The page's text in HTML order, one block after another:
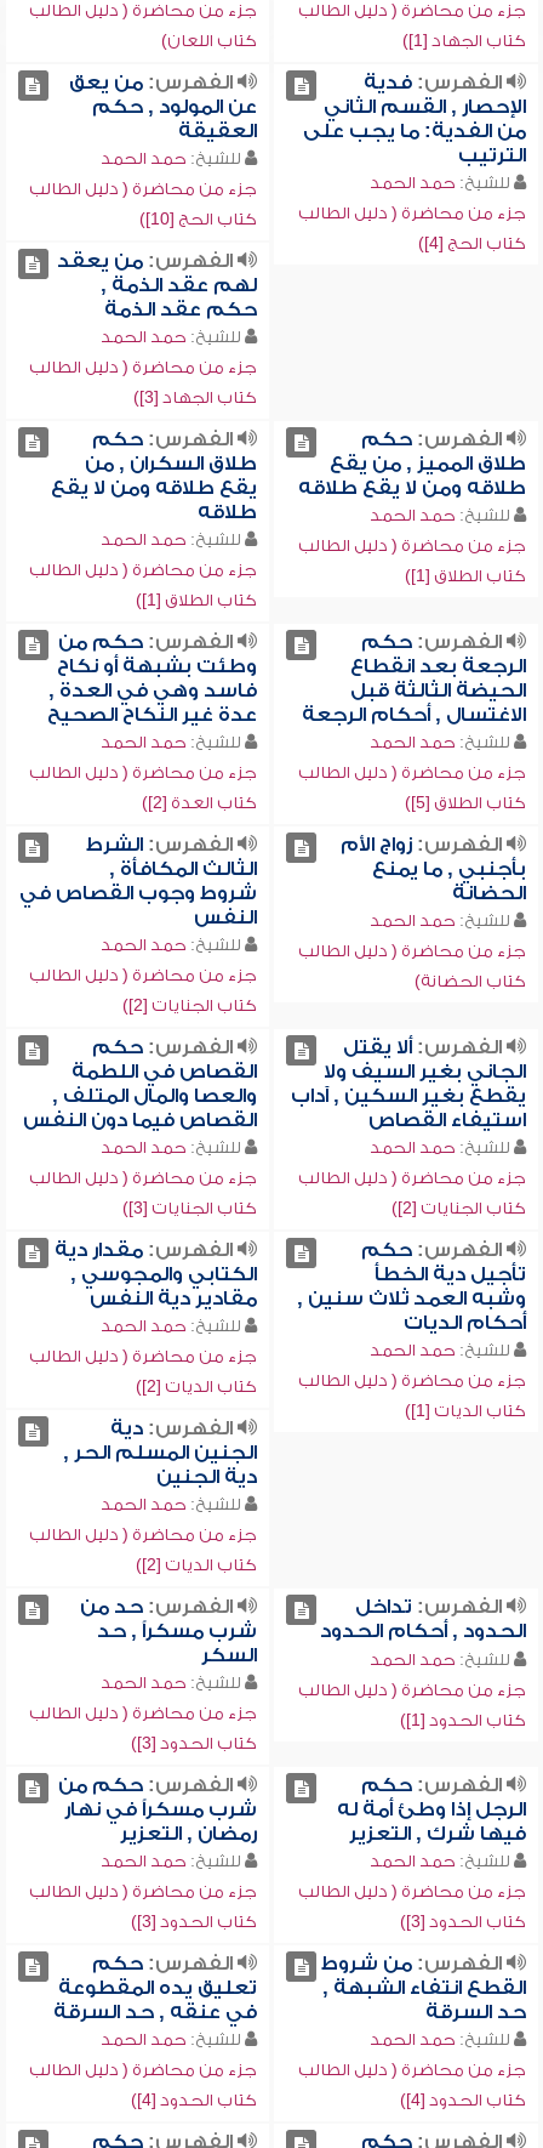
جزء من محاضرة ( دليل الطالب
كتاب الجهاد [1])
جزء من محاضرة ( دليل الطالب
كتاب اللعان)
الفهرس:فدية
الإحصار , القسم الثاني
من الفدية: ما يجب على
الترتيب
للشيخ: حمد الحمد
جزء من محاضرة ( دليل الطالب
كتاب الحج [4])
الفهرس:من يعق
عن المولود , حكم
العقيقة
للشيخ: حمد الحمد
جزء من محاضرة ( دليل الطالب
كتاب الحج [10])
الفهرس:من يعقد
لهم عقد الذمة ,
حكم عقد الذمة
للشيخ: حمد الحمد
جزء من محاضرة ( دليل الطالب
كتاب الجهاد [3])
الفهرس:حكم
طلاق المميز , من يقع
طلاقه ومن لا يقع طلاقه
للشيخ: حمد الحمد
جزء من محاضرة ( دليل الطالب
كتاب الطلاق [1])
الفهرس:حكم
طلاق السكران , من
يقع طلاقه ومن لا يقع
طلاقه
للشيخ: حمد الحمد
جزء من محاضرة ( دليل الطالب
كتاب الطلاق [1])
الفهرس:حكم
الرجعة بعد انقطاع
الحيضة الثالثة قبل
الاغتسال , أحكام الرجعة
للشيخ: حمد الحمد
جزء من محاضرة ( دليل الطالب
كتاب الطلاق [5])
الفهرس:حكم من
وطئت بشبهة أو نكاح
فاسد وهي في العدة ,
عدة غير النكاح الصحيح
للشيخ: حمد الحمد
جزء من محاضرة ( دليل الطالب
كتاب العدة [2])
الفهرس:زواج الأم
بأجنبي , ما يمنع
الحضانة
للشيخ: حمد الحمد
جزء من محاضرة ( دليل الطالب
كتاب الحضانة)
الفهرس:الشرط
الثالث المكافأة ,
شروط وجوب القصاص في
النفس
للشيخ: حمد الحمد
جزء من محاضرة ( دليل الطالب
كتاب الجنايات [2])
الفهرس:ألا يقتل
الجاني بغير السيف ولا
يقطع بغير السكين , آداب
استيفاء القصاص
للشيخ: حمد الحمد
جزء من محاضرة ( دليل الطالب
كتاب الجنايات [2])
الفهرس:حكم
القصاص في اللطمة
والعصا والمال المتلف ,
القصاص فيما دون النفس
للشيخ: حمد الحمد
جزء من محاضرة ( دليل الطالب
كتاب الجنايات [3])
الفهرس:حكم
تأجيل دية الخطأ
وشبه العمد ثلاث سنين ,
أحكام الديات
للشيخ: حمد الحمد
جزء من محاضرة ( دليل الطالب
كتاب الديات [1])
الفهرس:مقدار دية
الكتابي والمجوسي ,
مقادير دية النفس
للشيخ: حمد الحمد
جزء من محاضرة ( دليل الطالب
كتاب الديات [2])
الفهرس:دية
الجنين المسلم الحر ,
دية الجنين
للشيخ: حمد الحمد
جزء من محاضرة ( دليل الطالب
كتاب الديات [2])
الفهرس: تداخل
الحدود , أحكام الحدود
للشيخ: حمد الحمد
جزء من محاضرة ( دليل الطالب
كتاب الحدود [1])
الفهرس:حد من
شرب مسكراً , حد
السكر
للشيخ: حمد الحمد
جزء من محاضرة ( دليل الطالب
كتاب الحدود [3])
الفهرس:حكم
الرجل إذا وطئ أمة له
فيها شرك , التعزير
للشيخ: حمد الحمد
جزء من محاضرة ( دليل الطالب
كتاب الحدود [3])
الفهرس:حكم من
شرب مسكراً في نهار
رمضان , التعزير
للشيخ: حمد الحمد
جزء من محاضرة ( دليل الطالب
كتاب الحدود [3])
الفهرس:من شروط
القطع انتفاء الشبهة ,
حد السرقة
للشيخ: حمد الحمد
جزء من محاضرة ( دليل الطالب
كتاب الحدود [4])
الفهرس:حكم
تعليق يده المقطوعة
في عنقه , حد السرقة
للشيخ: حمد الحمد
جزء من محاضرة ( دليل الطالب
كتاب الحدود [4])
الفهرس:حكم الفهرس:حكم